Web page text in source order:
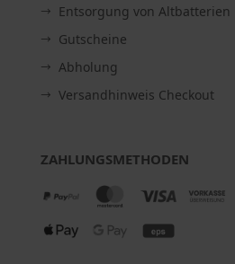
Entsorgung von Altbatterien
Gutscheine
Abholung
Versandhinweis Checkout
ZAHLUNGSMETHODEN